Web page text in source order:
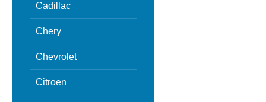
Cadillac
Chery
Chevrolet
Citroen